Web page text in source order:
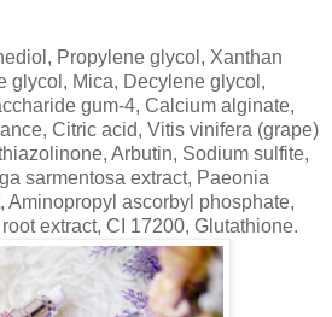
Propylene glycol, Xanthan
glycol, Mica, Decylene glycol,
gum-4, Calcium alginate,
Citric acid, Vitis vinifera (grape)
Arbutin, Sodium sulfite,
sarmentosa extract, Paeonia
Aminopropyl ascorbyl phosphate,
extract, CI 17200, Glutathione.